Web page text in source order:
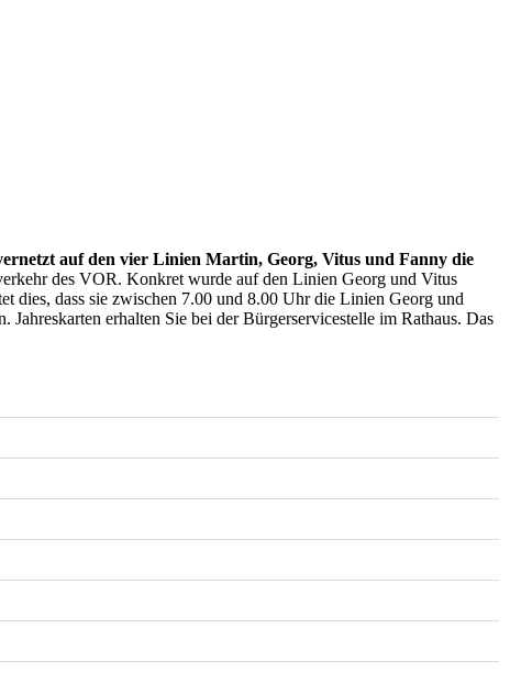
auf den vier Linien Martin, Georg, Vitus und Fanny die
des VOR. Konkret wurde auf den Linien Georg und Vitus
dies, dass sie zwischen 7.00 und 8.00 Uhr die Linien Georg und
erhalten Sie bei der Bürgerservicestelle im Rathaus. Das